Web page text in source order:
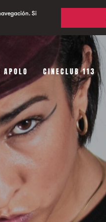
Si
APOLO CINECLUB 113